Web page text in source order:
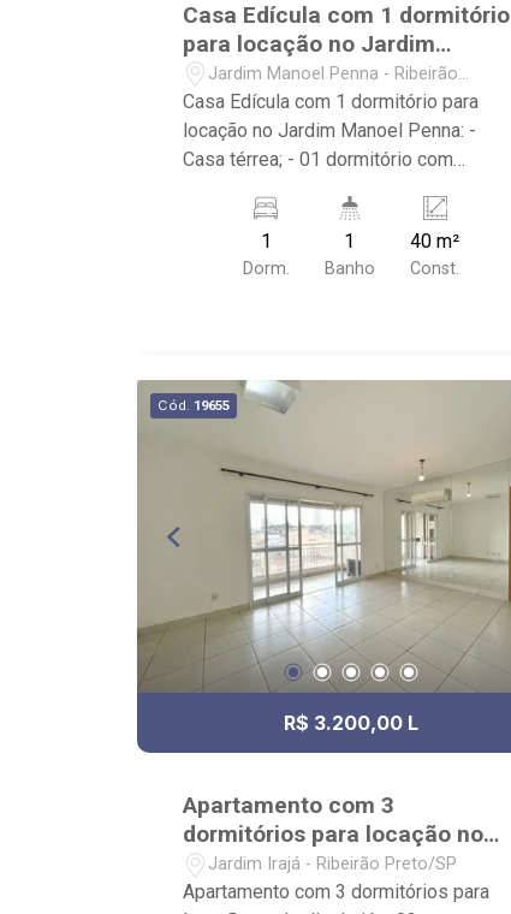
Casa Edícula com 1 dormitório
para locação no Jardim
Manoel Penna
Jardim Manoel Penna - Ribeirão
Preto/SP
Casa Edícula com 1 dormitório para
locação no Jardim Manoel Penna: -
Casa térrea; - 01 dormitório com
espelho; - Cozinha Americana; - Área de
Serviço; - Próximo ao Novo Shopping,
Av. Pres. Castelo Branco e Rod.
1
Dorm.
1
Banho
40 m²
Const.
Cód. 19655
R$ 3.200,00 L
Apartamento com 3
dormitórios para locação no
Jardim Irajá
Jardim Irajá - Ribeirão Preto/SP
Apartamento com 3 dormitórios para